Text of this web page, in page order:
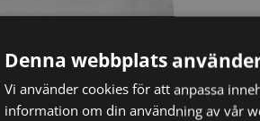
Denna webbplats
Vi använder cookies för att anpassa
information om din användning av vår